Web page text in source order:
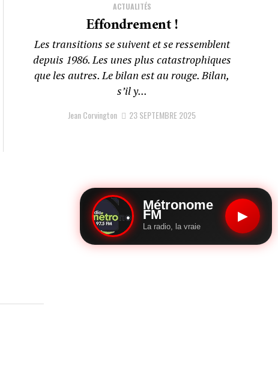
ACTUALITÉS
Effondrement !
Les transitions se suivent et se ressemblent
depuis 1986. Les unes plus catastrophiques
que les autres. Le bilan est au rouge. Bilan,
s’il y...
Jean Corvington 23 SEPTEMBRE 2025
Métronome
FM
La radio, la vraie
▶